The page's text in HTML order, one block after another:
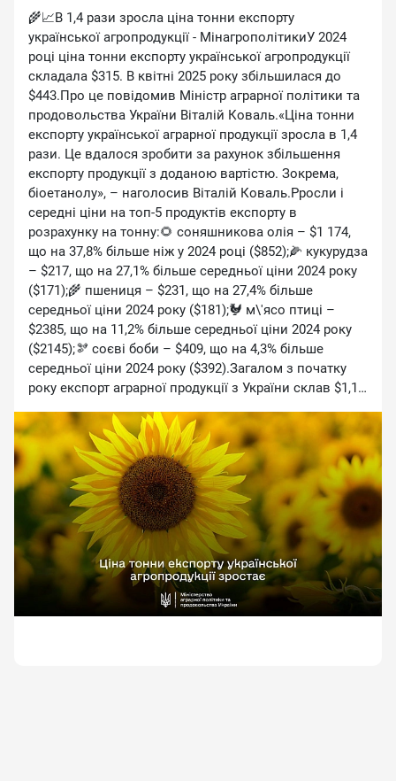
🌾📈В 1,4 рази зросла ціна тонни експорту
української агропродукції - МінагрополітикиУ 2024
році ціна тонни експорту української агропродукції
складала $315. В квітні 2025 року збільшилася до
$443.Про це повідомив Міністр аграрної політики та
продовольства України Віталій Коваль.«Ціна тонни
експорту української аграрної продукції зросла в 1,4
рази. Це вдалося зробити за рахунок збільшення
експорту продукції з доданою вартістю. Зокрема,
біоетанолу», – наголосив Віталій Коваль.Pросли і
середні ціни на топ-5 продуктів експорту в
розрахунку на тонну:🌻 соняшникова олія – $1 174,
що на 37,8% більше ніж у 2024 році ($852);🌽 кукурудза
– $217, що на 27,1% більше середньої ціни 2024 року
($171);🌾 пшениця – $231, що на 27,4% більше
середньої ціни 2024 року ($181);🐓 м\'ясо птиці –
$2385, що на 11,2% більше середньої ціни 2024 року
($2145);🫘 ⁠соєві боби – $409, що на 4,3% більше
середньої ціни 2024 року ($392).Загалом з початку
року експорт аграрної продукції з України склав $1,1
держави\"
https://minagro.gov.ua/news/vitalii-koval-tsina-tonny-
eksportu-ukrainskoi-ahrarnoi-produktsii-zrosla-v-14-razy